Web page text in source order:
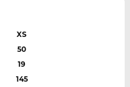
XS
50
19
145